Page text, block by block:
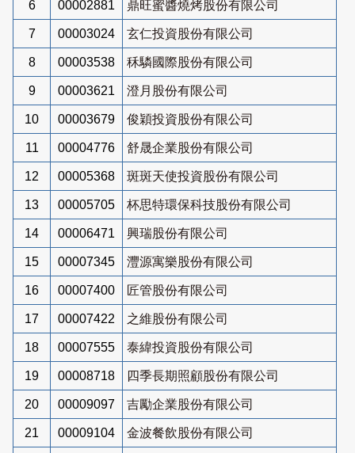
6 00002881 鼎旺蜜醬燒烤股份有限公司
7 00003024 玄仁投資股份有限公司
8 00003538 秝驎國際股份有限公司
9 00003621 澄月股份有限公司
10 00003679 俊穎投資股份有限公司
11 00004776 舒晟企業股份有限公司
12 00005368 斑斑天使投資股份有限公司
13 00005705 杯思特環保科技股份有限公司
14 00006471 興瑞股份有限公司
15 00007345 灃源寓樂股份有限公司
16 00007400 匠管股份有限公司
17 00007422 之維股份有限公司
18 00007555 泰緯投資股份有限公司
19 00008718 四季長期照顧股份有限公司
20 00009097 吉勵企業股份有限公司
21 00009104 金波餐飲股份有限公司